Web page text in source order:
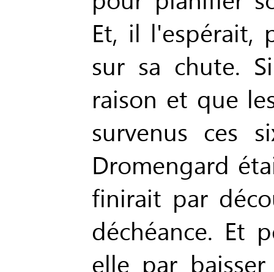
Et, il l'espérait,
sur sa chute.
raison et que
survenus ces
Dromengard
finirait par
déchéance. Et
elle par